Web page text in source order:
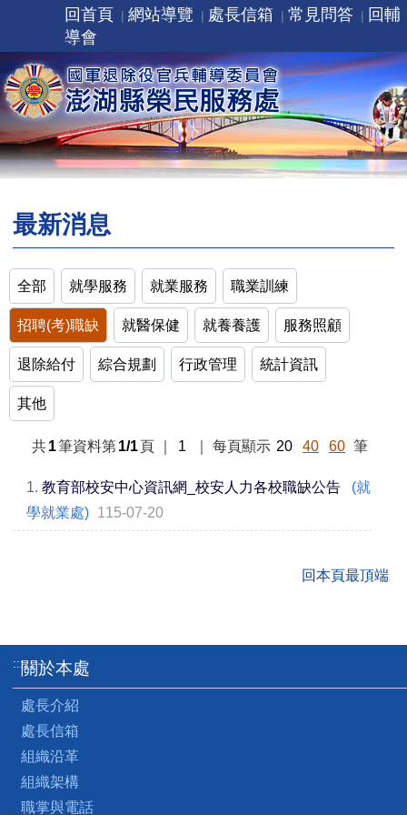
回首頁 網站導覽 處長信箱 常見問答
回輔
導會
最新消息
全部 就學服務 就業服務 職業訓練
招聘(考)職缺 就醫保健 就養養護 服務照顧
退除給付 綜合規劃 行政管理 統計資訊
其他
共1筆資料第1/1頁 1 每頁顯示 20 40 60 筆
1. 教育部校安中心資訊網_校安人力各校職缺公告
(就
學就業處) 115-07-20
回本頁最頂端
:::關於本處
處長介紹
處長信箱
組織沿革
組織架構
職掌與電話